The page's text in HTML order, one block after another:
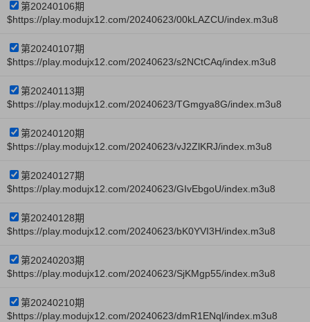
第20240106期
$https://play.modujx12.com/20240623/00kLAZCU/index.m3u8
第20240107期
$https://play.modujx12.com/20240623/s2NCtCAq/index.m3u8
第20240113期
$https://play.modujx12.com/20240623/TGmgya8G/index.m3u8
第20240120期
$https://play.modujx12.com/20240623/vJ2ZlKRJ/index.m3u8
第20240127期
$https://play.modujx12.com/20240623/GIvEbgoU/index.m3u8
第20240128期
$https://play.modujx12.com/20240623/bK0YVI3H/index.m3u8
第20240203期
$https://play.modujx12.com/20240623/SjKMgp55/index.m3u8
第20240210期
$https://play.modujx12.com/20240623/dmR1ENql/index.m3u8